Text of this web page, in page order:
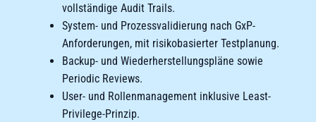
vollständige Audit Trails.
System- und Prozessvalidierung nach GxP-
Anforderungen, mit risikobasierter Testplanung.
Backup- und Wiederherstellungspläne sowie
Periodic Reviews.
User- und Rollenmanagement inklusive Least-
Privilege-Prinzip.